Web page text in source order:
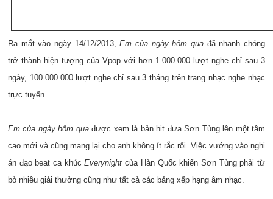
Ra mắt vào ngày 14/12/2013,Em của ngày hôm qua đã nhanh chóng
trở thành hiện tượng của Vpop với hơn 1.000.000 lượt nghe chỉ sau 3
ngày, 100.000.000 lượt nghe chỉ sau 3 tháng trên trang nhạc nghe nhạc
trực tuyến.
Em của ngày hôm quađược xem là bản hit đưa Sơn Tùng lên một tầm
cao mới và cũng mang lại cho anh không ít rắc rối. Việc vướng vào nghi
án đạo beat ca khúcEverynightcủa Hàn Quốc khiến Sơn Tùng phải từ
bỏ nhiều giải thưởng cũng như tất cả các bảng xếp hạng âm nhạc.